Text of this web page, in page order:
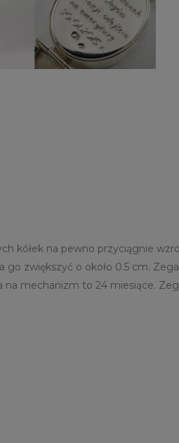
kółek na pewno przyciągnie
zwiększyć o około 0.5 cm.
na mechanizm to 24 miesiące.